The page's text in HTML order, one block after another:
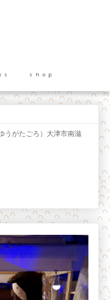
shop
うがたごろ）大津市南滋